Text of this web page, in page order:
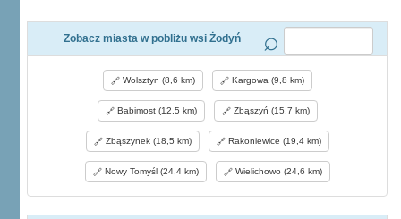
Zobacz miasta w pobliżu wsi Żodyń
Wolsztyn (8,6 km) Kargowa (9,8 km)
Babimost (12,5 km) Zbąszyń (15,7 km)
Zbąszynek (18,5 km) Rakoniewice (19,4 km)
Nowy Tomyśl (24,4 km) Wielichowo (24,6 km)